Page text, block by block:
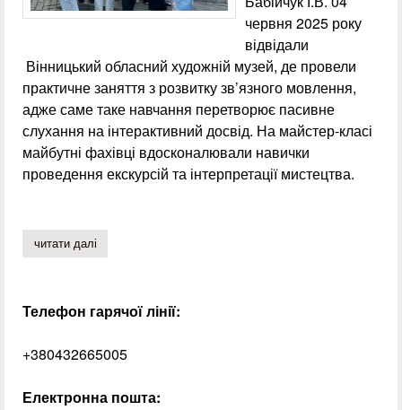
червня 2025 року
відвідали
Вінницький обласний художній музей, де провели
практичне заняття з розвитку зв’язного мовлення,
адже саме таке навчання перетворює пасивне
слухання на інтерактивний досвід. На майстер-класі
майбутні фахівці вдосконалювали навички
проведення екскурсій та інтерпретації мистецтва.
читати далі
Телефон гарячої лінії:
+380432665005
Електронна пошта: